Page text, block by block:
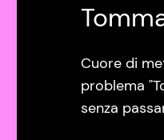
Cuore di
problema
senza